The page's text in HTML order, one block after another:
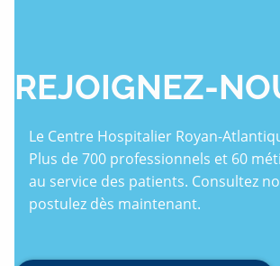
REJOIGNEZ-
Le Centre Hospitalier Royan-
Plus de 700 professionnels et 60
au service des patients. Consultez
postulez dès maintenant.